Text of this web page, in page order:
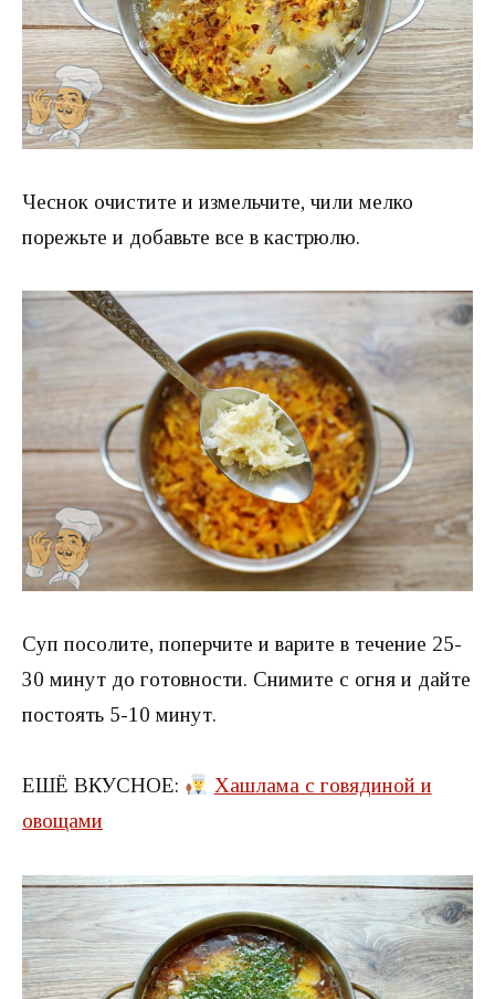
Чеснок очистите и измельчите, чили мелко
порежьте и добавьте все в кастрюлю.
Суп посолите, поперчите и варите в течение 25-
30 минут до готовности. Снимите с огня и дайте
постоять 5-10 минут.
ЕШЁ ВКУСНОЕ:
Хашлама с говядиной и
овощами